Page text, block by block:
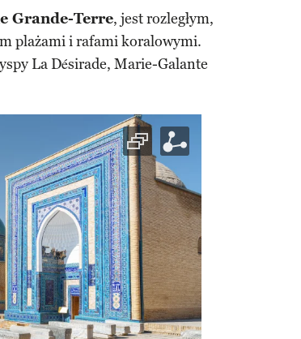
Grande-Terre, jest rozległym,
plażami i rafami koralowymi.
La Désirade, Marie-Galante